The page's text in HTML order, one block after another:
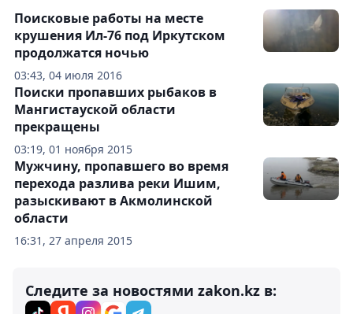
03:43, 04 июля 2016
Поисковые работы на месте
крушения Ил-76 под Иркутском
продолжатся ночью
03:19, 01 ноября 2015
Поиски пропавших рыбаков в
Мангистауской области
прекращены
16:31, 27 апреля 2015
Мужчину, пропавшего во время
перехода разлива реки Ишим,
разыскивают в Акмолинской
области
Следите за новостями zakon.kz в: